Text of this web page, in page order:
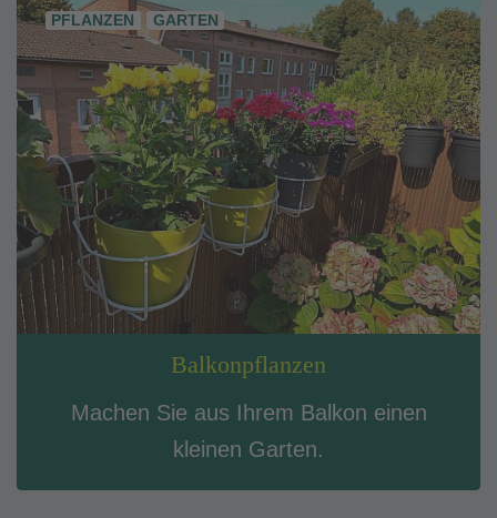
PFLANZEN GARTEN
Balkonpflanzen
Machen Sie aus Ihrem Balkon einen
kleinen Garten.